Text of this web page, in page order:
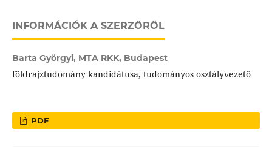
INFORMÁCIÓK A SZERZŐRŐL
Barta Györgyi, MTA RKK, Budapest
földrajztudomány kandidátusa, tudományos osztályvezető
PDF